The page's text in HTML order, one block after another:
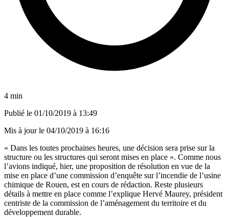
4 min
Publié le 01/10/2019 à 13:49
Mis à jour le 04/10/2019 à 16:16
« Dans les toutes prochaines heures, une décision sera prise sur la
structure ou les structures qui seront mises en place ». Comme nous
l’avions indiqué, hier, une proposition de résolution en vue de la
mise en place d’une commission d’enquête sur l’incendie de l’usine
chimique de Rouen, est en cours de rédaction. Reste plusieurs
détails à mettre en place comme l’explique Hervé Maurey, président
centriste de la commission de l’aménagement du territoire et du
développement durable.